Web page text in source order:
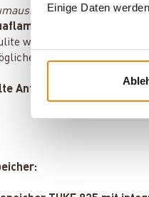
Einige Daten
17 Basic
wurde bewusst
Anforderungen des